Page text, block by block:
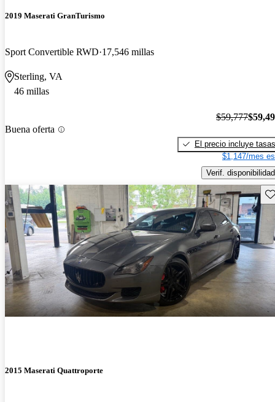
2019 Maserati GranTurismo
Sport Convertible RWD 17,546 millas
Sterling, VA
46 millas
Buena oferta
$59,777
El precio incluye tasas
$1,147/mes
Verif. disponibilidad
2015 Maserati Quattroporte